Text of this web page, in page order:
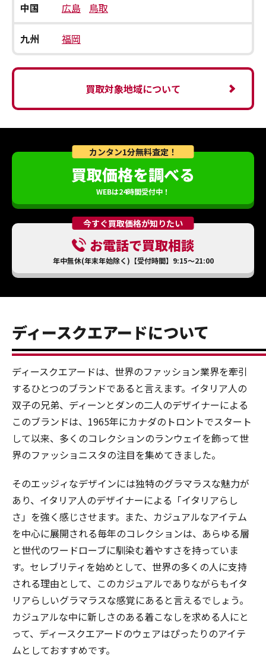
中国 広島 鳥取
九州 福岡
買取対象地域について
カンタン1分無料査定！
買取価格を調べる
WEBは24時間受付中！
今すぐ買取価格が知りたい
お電話で買取相談
年中無休(年末年始除く)【受付時間】9:15～21:00
ディースクエアードについて
ディースクエアードは、世界のファッション業界を牽引
するひとつのブランドであると言えます。イタリア人の
双子の兄弟、ディーンとダンの二人のデザイナーによる
このブランドは、1965年にカナダのトロントでスタート
して以来、多くのコレクションのランウェイを飾って世
界のファッショニスタの注目を集めてきました。
そのエッジィなデザインには独特のグラマラスな魅力が
あり、イタリア人のデザイナーによる「イタリアらし
さ」を強く感じさせます。また、カジュアルなアイテム
を中心に展開される毎年のコレクションは、あらゆる層
と世代のワードローブに馴染む着やすさを持っていま
す。セレブリティを始めとして、世界の多くの人に支持
される理由として、このカジュアルでありながらもイタ
リアらしいグラマラスな感覚にあると言えるでしょう。
カジュアルな中に新しさのある着こなしを求める人にと
って、ディースクエアードのウェアはぴったりのアイテ
ムとしておすすめです。